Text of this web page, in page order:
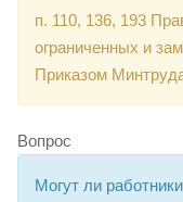
п. 110, 136, 193
ограниченных и
Приказом
Вопрос
Могут ли